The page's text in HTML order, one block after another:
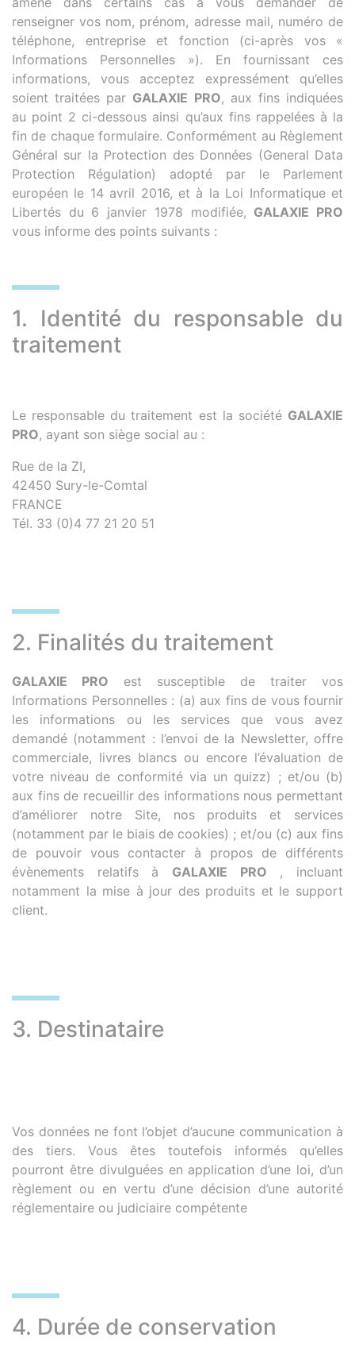
renseigner vos nom, prénom, adresse mail, numéro de
téléphone, entreprise et fonction (ci-après vos «
Informations Personnelles »). En fournissant ces
informations, vous acceptez expressément qu’elles
soient traitées par GALAXIE PRO, aux fins indiquées
au point 2 ci-dessous ainsi qu’aux fins rappelées à la
fin de chaque formulaire. Conformément au Règlement
Général sur la Protection des Données (General Data
Protection Régulation) adopté par le Parlement
européen le 14 avril 2016, et à la Loi Informatique et
Libertés du 6 janvier 1978 modifiée, GALAXIE PRO
vous informe des points suivants :
1. Identité du responsable du
traitement
Le responsable du traitement est la société GALAXIE
PRO, ayant son siège social au :
Rue de la ZI,
42450 Sury-le-Comtal
FRANCE
Tél. 33 (0)4 77 21 20 51
2. Finalités du traitement
GALAXIE PRO est susceptible de traiter vos
Informations Personnelles : (a) aux fins de vous fournir
les informations ou les services que vous avez
demandé (notamment : l’envoi de la Newsletter, offre
commerciale, livres blancs ou encore l’évaluation de
votre niveau de conformité via un quizz) ; et/ou (b)
aux fins de recueillir des informations nous permettant
d’améliorer notre Site, nos produits et services
(notamment par le biais de cookies) ; et/ou (c) aux fins
de pouvoir vous contacter à propos de différents
évènements relatifs à GALAXIE PRO , incluant
notamment la mise à jour des produits et le support
client.
3. Destinataire
Vos données ne font l’objet d’aucune communication à
des tiers. Vous êtes toutefois informés qu’elles
pourront être divulguées en application d’une loi, d’un
règlement ou en vertu d’une décision d’une autorité
réglementaire ou judiciaire compétente
4. Durée de conservation